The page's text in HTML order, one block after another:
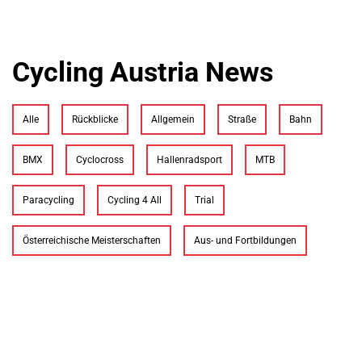
Cycling Austria News
Alle Rückblicke Allgemein Straße Bahn
BMX Cyclocross Hallenradsport MTB
Paracycling Cycling 4 All Trial
Österreichische Meisterschaften Aus- und Fortbildungen